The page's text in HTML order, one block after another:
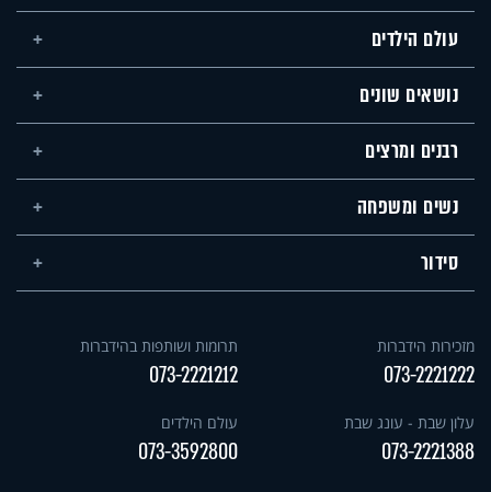
עולם הילדים
נושאים שונים
רבנים ומרצים
נשים ומשפחה
סידור
מזכירות הידברות
073-2221222
תרומות ושותפות בהידברות
073-2221212
עלון שבת - עונג שבת
073-2221388
עולם הילדים
073-3592800